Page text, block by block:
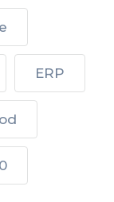
ERP